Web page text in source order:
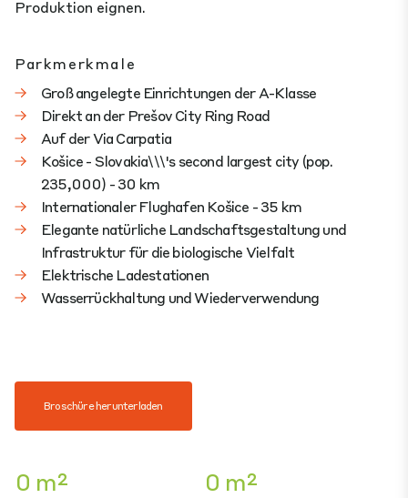
Produktion eignen.
Parkmerkmale
Groß angelegte Einrichtungen der A-Klasse
Direkt an der Prešov City Ring Road
Auf der Via Carpatia
Košice - Slovakia\\\'s second largest city (pop.
235,000) - 30 km
Internationaler Flughafen Košice - 35 km
Elegante natürliche Landschaftsgestaltung und
Infrastruktur für die biologische Vielfalt
Elektrische Ladestationen
Wasserrückhaltung und Wiederverwendung
Broschüre herunterladen
0 m² 0 m²